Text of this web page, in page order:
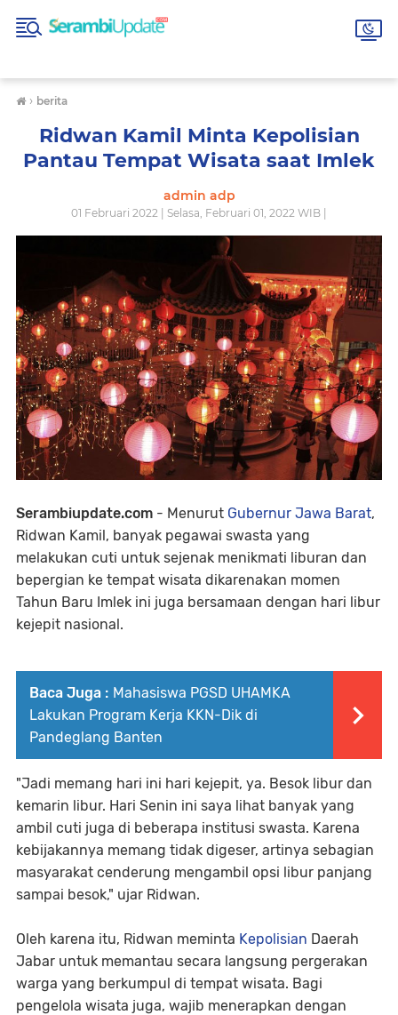
› berita
Ridwan Kamil Minta Kepolisian
Pantau Tempat Wisata saat Imlek
admin adp
01 Februari 2022 | Selasa, Februari 01, 2022 WIB |
Serambiupdate.com - Menurut Gubernur Jawa Barat,
Ridwan Kamil, banyak pegawai swasta yang
melakukan cuti untuk sejenak menikmati liburan dan
bepergian ke tempat wisata dikarenakan momen
Tahun Baru Imlek ini juga bersamaan dengan hari libur
kejepit nasional.
Baca Juga : Mahasiswa PGSD UHAMKA
Lakukan Program Kerja KKN-Dik di
Pandeglang Banten
"Jadi memang hari ini hari kejepit, ya. Besok libur dan
kemarin libur. Hari Senin ini saya lihat banyak yang
ambil cuti juga di beberapa institusi swasta. Karena
kebijakannya memang tidak digeser, artinya sebagian
masyarakat cenderung mengambil opsi libur panjang
sampai besok," ujar Ridwan.
Oleh karena itu, Ridwan meminta Kepolisian Daerah
Jabar untuk memantau secara langsung pergerakan
warga yang berkumpul di tempat wisata. Bagi
pengelola wisata juga, wajib menerapkan dengan